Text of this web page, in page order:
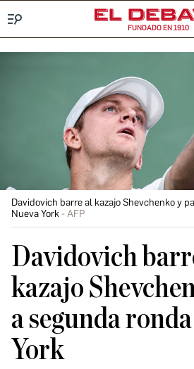
FUNDADO EN 1910
Davidovich barre al kazajo Shevchenko y
Nueva York
AFP
Davidovich
kazajo
a segunda
York